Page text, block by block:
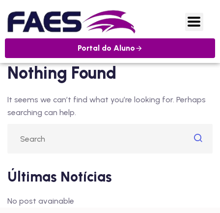
Portal do Aluno
Nothing Found
It seems we can’t find what you’re looking for. Perhaps
searching can help.
Últimas Notícias
No post avainable